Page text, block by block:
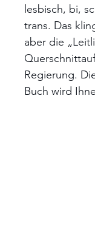
lesbisch, bi,
trans. Das
aber die
Regierung.
Buch wird